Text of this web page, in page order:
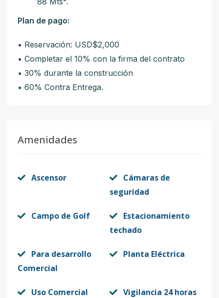
Plan de pago:
• Reservación: USD$2,000
• Completar el 10% con la firma del contrato
• 30% durante la construcción
• 60% Contra Entrega.
Amenidades
Ascensor
Cámaras de
seguridad
Campo de Golf
Estacionamiento
techado
Para desarrollo
Comercial
Planta Eléctrica
Uso Comercial Vigilancia 24 horas